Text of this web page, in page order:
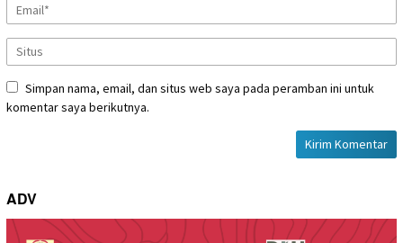
Simpan nama, email, dan situs web saya pada peramban ini untuk
komentar saya berikutnya.
ADV